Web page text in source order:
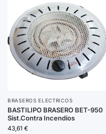
se adapte a tu espacio y
BRASEROS ELECTRICOS
BASTILIPO BRASERO BET-950
Sist.Contra Incendios
43,61 €